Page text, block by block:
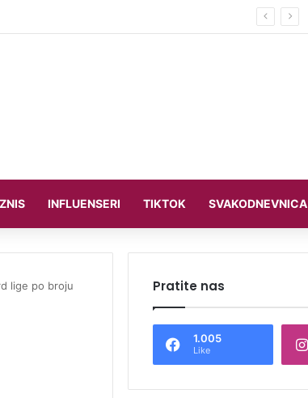
koji je osvojio internet
INFLUENSERI TIKTOK SVAKODNEVNICA
lige po broju
Pratite nas
1.005
Like